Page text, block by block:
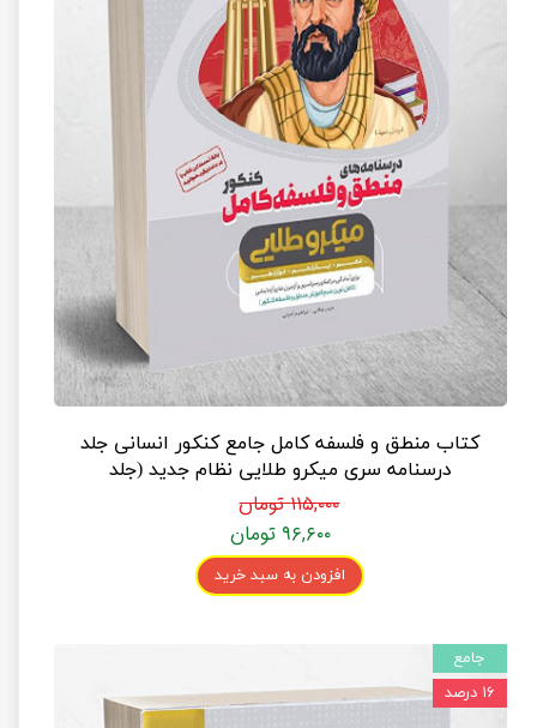
کتاب منطق و فلسفه کامل جامع کنکور انسانی جلد
درسنامه سری میکرو طلایی نظام جدید (جلد
درسنامه)۱۱۵,۰۰۰ تومان
۹۶,۶۰۰ تومان
افزودن به سبد خرید
جامع
۱۶ درصد